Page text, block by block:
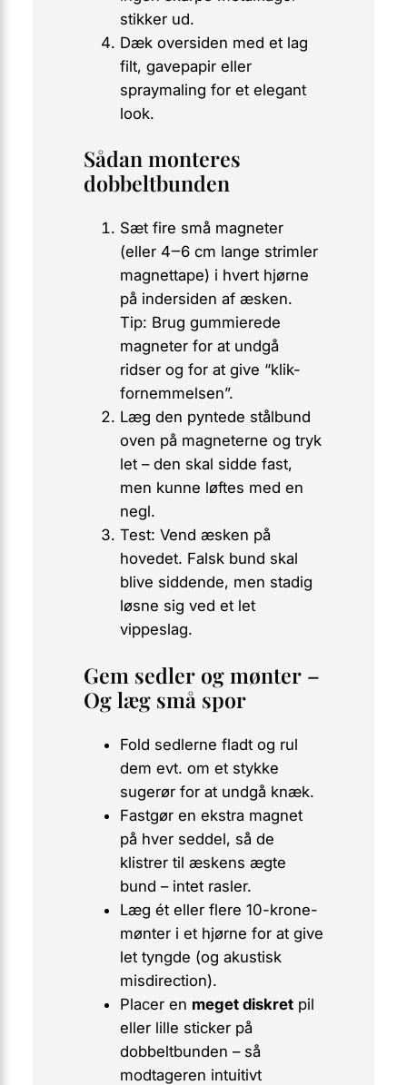
stikker ud.
Dæk oversiden med et lag
filt, gavepapir eller
spraymaling for et elegant
look.
Sådan monteres
dobbeltbunden
Sæt fire små magneter
(eller 4‒6 cm lange strimler
magnettape) i hvert hjørne
på indersiden af æsken.
Tip: Brug gummierede
magneter for at undgå
ridser og for at give “klik-
fornemmelsen”.
Læg den pyntede stålbund
oven på magneterne og tryk
let – den skal sidde fast,
men kunne løftes med en
negl.
Test: Vend æsken på
hovedet. Falsk bund skal
blive siddende, men stadig
løsne sig ved et let
vippeslag.
Gem sedler og mønter –
Og læg små spor
Fold sedlerne fladt og rul
dem evt. om et stykke
sugerør for at undgå knæk.
Fastgør en ekstra magnet
på hver seddel, så de
klistrer til æskens ægte
bund – intet rasler.
Læg ét eller flere 10-krone-
mønter i et hjørne for at give
let tyngde (og akustisk
misdirection).
Placer en meget diskretpil
eller lille sticker på
dobbeltbunden – så
modtageren intuitivt